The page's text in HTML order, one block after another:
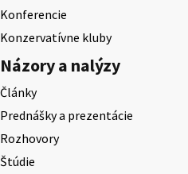
Konferencie
Konzervatívne kluby
Názory a nalýzy
Články
Prednášky a prezentácie
Rozhovory
Štúdie